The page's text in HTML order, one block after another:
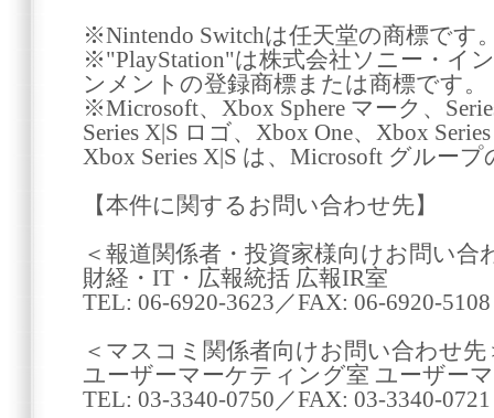
※Nintendo Switchは任天堂の商標です
※"PlayStation"は株式会社ソニー・イ
ンメントの登録商標または商標です。
※Microsoft、Xbox Sphere マーク、
Series X|S ロゴ、Xbox One、Xbox
Xbox Series X|S は、Microsoft グルー
【本件に関するお問い合わせ先】
＜報道関係者・投資家様向けお問い合
財経・IT・広報統括 広報IR室
TEL: 06-6920-3623／FAX: 06-6920-5108
＜マスコミ関係者向けお問い合わせ先
ユーザーマーケティング室 ユーザー
TEL: 03-3340-0750／FAX: 03-3340-0721